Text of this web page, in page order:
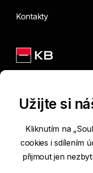
Kontakty
Podmínky používání
Užijte si
Kliknutím na
cookies i sdílením
přijmout jen